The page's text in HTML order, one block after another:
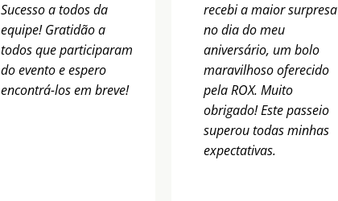
Sucesso a todos da
equipe! Gratidão a
todos que participaram
do evento e espero
encontrá-los em breve!
recebi a maior surpresa
no dia do meu
aniversário, um bolo
maravilhoso oferecido
pela ROX. Muito
obrigado! Este passeio
superou todas minhas
expectativas.